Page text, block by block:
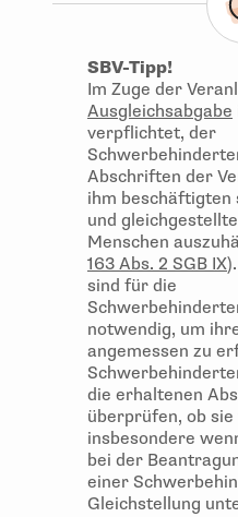
SBV-Tipp!
Im Zuge der
Ausgleichsabgabe
verpflichtet, der
Abschriften der
ihm
und
Menschen
163 Abs. 2 SGB IX
sind für die
notwendig, um
angemessen zu
die erhaltenen
überprüfen, ob
insbesondere
bei der
einer
Gleichstellung